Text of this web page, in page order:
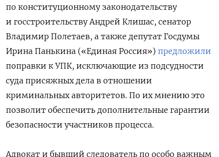
по конституционному законодательству
и госстроительству Андрей Клишас, сенатор
Владимир Полетаев, а также депутат Госдумы
Ирина Панькина («Единая Россия») предложили
поправки к УПК, исключающие из подсудности
суда присяжных дела в отношении
криминальных авторитетов. По их мнению это
позволит обеспечить дополнительные гарантии
безопасности участников процесса.
Адвокат и бывший следователь по особо важным